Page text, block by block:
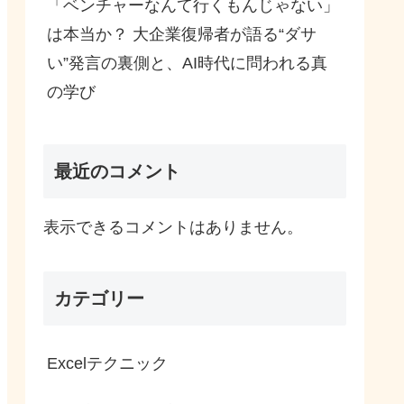
「ベンチャーなんて行くもんじゃない」
は本当か？ 大企業復帰者が語る“ダサ
い”発言の裏側と、AI時代に問われる真
の学び
最近のコメント
表示できるコメントはありません。
カテゴリー
Excelテクニック